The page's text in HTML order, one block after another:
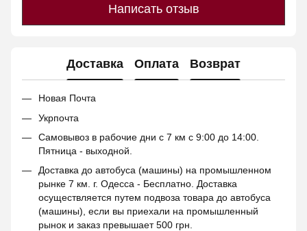
Написать отзыв
Доставка Оплата Возврат
Новая Почта
Укрпочта
Самовывоз в рабочие дни с 7 км с 9:00 до 14:00.
Пятница - выходной.
Доставка до автобуса (машины) на промышленном
рынке 7 км. г. Одесса - Бесплатно. Доставка
осуществляется путем подвоза товара до автобуса
(машины), если вы приехали на промышленный
рынок и заказ превышает 500 грн.